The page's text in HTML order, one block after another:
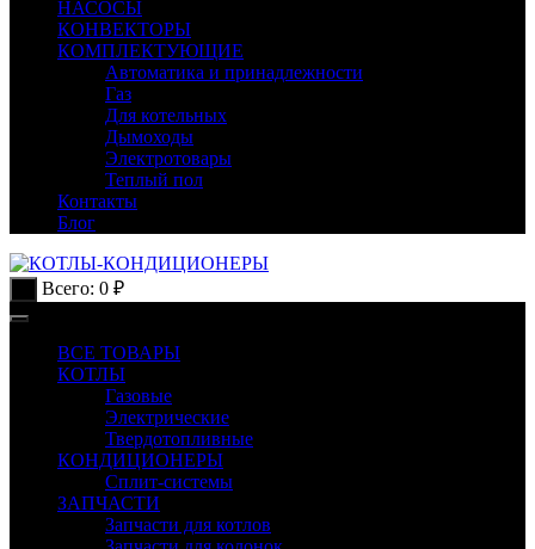
НАСОСЫ
КОНВЕКТОРЫ
КОМПЛЕКТУЮЩИЕ
Автоматика и принадлежности
Газ
Для котельных
Дымоходы
Электротовары
Теплый пол
Контакты
Блог
Всего: 0 ₽
ВСЕ ТОВАРЫ
КОТЛЫ
Газовые
Электрические
Твердотопливные
КОНДИЦИОНЕРЫ
Сплит-системы
ЗАПЧАСТИ
Запчасти для котлов